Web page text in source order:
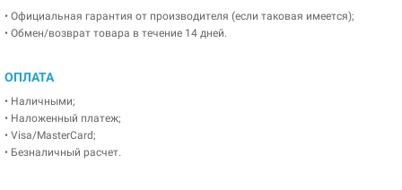
• Официальная гарантия от производителя (если таковая имеется);
• Обмен/возврат товара в течение 14 дней.
ОПЛАТА
• Наличными;
• Наложенный платеж;
• Visa/MasterCard;
• Безналичный расчет.